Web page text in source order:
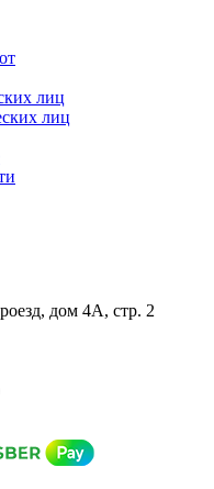
лиц
лиц
дом 4А, стр. 2